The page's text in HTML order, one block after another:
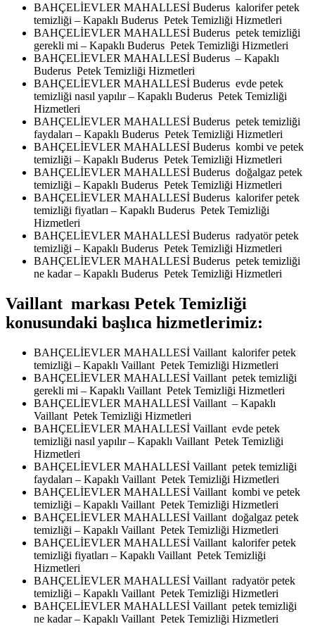
BAHÇELİEVLER MAHALLESİ Buderus kalorifer petek
temizliği – Kapaklı Buderus Petek Temizliği Hizmetleri
BAHÇELİEVLER MAHALLESİ Buderus petek temizliği
gerekli mi – Kapaklı Buderus Petek Temizliği Hizmetleri
BAHÇELİEVLER MAHALLESİ Buderus – Kapaklı
Buderus Petek Temizliği Hizmetleri
BAHÇELİEVLER MAHALLESİ Buderus evde petek
temizliği nasıl yapılır – Kapaklı Buderus Petek Temizliği
Hizmetleri
BAHÇELİEVLER MAHALLESİ Buderus petek temizliği
faydaları – Kapaklı Buderus Petek Temizliği Hizmetleri
BAHÇELİEVLER MAHALLESİ Buderus kombi ve petek
temizliği – Kapaklı Buderus Petek Temizliği Hizmetleri
BAHÇELİEVLER MAHALLESİ Buderus doğalgaz petek
temizliği – Kapaklı Buderus Petek Temizliği Hizmetleri
BAHÇELİEVLER MAHALLESİ Buderus kalorifer petek
temizliği fiyatları – Kapaklı Buderus Petek Temizliği
Hizmetleri
BAHÇELİEVLER MAHALLESİ Buderus radyatör petek
temizliği – Kapaklı Buderus Petek Temizliği Hizmetleri
BAHÇELİEVLER MAHALLESİ Buderus petek temizliği
ne kadar – Kapaklı Buderus Petek Temizliği Hizmetleri
Vaillant markası Petek Temizliği
konusundaki başlıca hizmetlerimiz:
BAHÇELİEVLER MAHALLESİ Vaillant kalorifer petek
temizliği – Kapaklı Vaillant Petek Temizliği Hizmetleri
BAHÇELİEVLER MAHALLESİ Vaillant petek temizliği
gerekli mi – Kapaklı Vaillant Petek Temizliği Hizmetleri
BAHÇELİEVLER MAHALLESİ Vaillant – Kapaklı
Vaillant Petek Temizliği Hizmetleri
BAHÇELİEVLER MAHALLESİ Vaillant evde petek
temizliği nasıl yapılır – Kapaklı Vaillant Petek Temizliği
Hizmetleri
BAHÇELİEVLER MAHALLESİ Vaillant petek temizliği
faydaları – Kapaklı Vaillant Petek Temizliği Hizmetleri
BAHÇELİEVLER MAHALLESİ Vaillant kombi ve petek
temizliği – Kapaklı Vaillant Petek Temizliği Hizmetleri
BAHÇELİEVLER MAHALLESİ Vaillant doğalgaz petek
temizliği – Kapaklı Vaillant Petek Temizliği Hizmetleri
BAHÇELİEVLER MAHALLESİ Vaillant kalorifer petek
temizliği fiyatları – Kapaklı Vaillant Petek Temizliği
Hizmetleri
BAHÇELİEVLER MAHALLESİ Vaillant radyatör petek
temizliği – Kapaklı Vaillant Petek Temizliği Hizmetleri
BAHÇELİEVLER MAHALLESİ Vaillant petek temizliği
ne kadar – Kapaklı Vaillant Petek Temizliği Hizmetleri